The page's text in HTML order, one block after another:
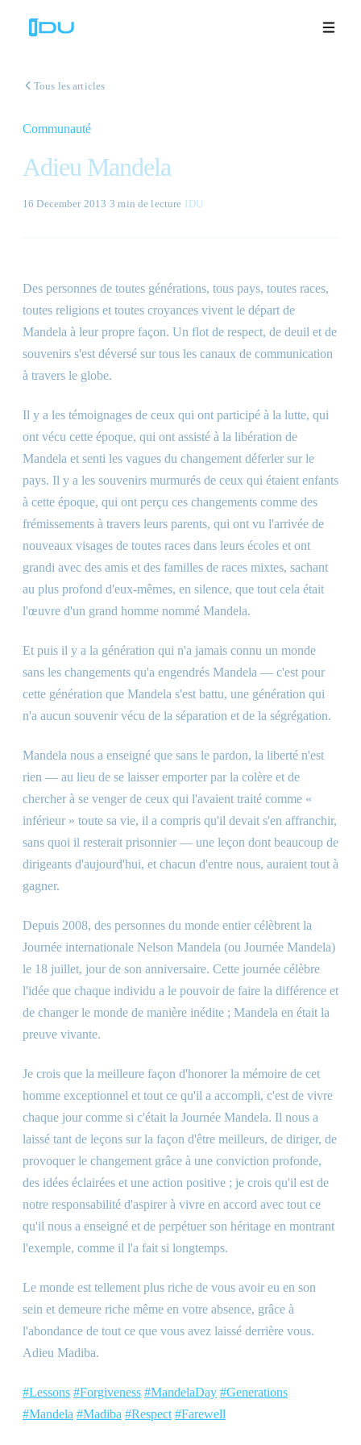
Solutions
Plateforme
Entreprise
🇫🇷 Démos
Tous les articles
Communauté
Adieu Mandela
16 December 2013 ·3 min de lecture IDU
Des personnes de toutes générations, tous pays, toutes races,
toutes religions et toutes croyances vivent le départ de
Mandela à leur propre façon. Un flot de respect, de deuil et de
souvenirs s'est déversé sur tous les canaux de communication
à travers le globe.
Il y a les témoignages de ceux qui ont participé à la lutte, qui
ont vécu cette époque, qui ont assisté à la libération de
Mandela et senti les vagues du changement déferler sur le
pays. Il y a les souvenirs murmurés de ceux qui étaient enfants
à cette époque, qui ont perçu ces changements comme des
frémissements à travers leurs parents, qui ont vu l'arrivée de
nouveaux visages de toutes races dans leurs écoles et ont
grandi avec des amis et des familles de races mixtes, sachant
au plus profond d'eux-mêmes, en silence, que tout cela était
l'œuvre d'un grand homme nommé Mandela.
Et puis il y a la génération qui n'a jamais connu un monde
sans les changements qu'a engendrés Mandela — c'est pour
cette génération que Mandela s'est battu, une génération qui
n'a aucun souvenir vécu de la séparation et de la ségrégation.
Mandela nous a enseigné que sans le pardon, la liberté n'est
rien — au lieu de se laisser emporter par la colère et de
chercher à se venger de ceux qui l'avaient traité comme «
inférieur » toute sa vie, il a compris qu'il devait s'en affranchir,
sans quoi il resterait prisonnier — une leçon dont beaucoup de
dirigeants d'aujourd'hui, et chacun d'entre nous, auraient tout à
gagner.
Depuis 2008, des personnes du monde entier célèbrent la
Journée internationale Nelson Mandela (ou Journée Mandela)
le 18 juillet, jour de son anniversaire. Cette journée célèbre
l'idée que chaque individu a le pouvoir de faire la différence et
de changer le monde de manière inédite ; Mandela en était la
preuve vivante.
Je crois que la meilleure façon d'honorer la mémoire de cet
homme exceptionnel et tout ce qu'il a accompli, c'est de vivre
chaque jour comme si c'était la Journée Mandela. Il nous a
laissé tant de leçons sur la façon d'être meilleurs, de diriger, de
provoquer le changement grâce à une conviction profonde,
des idées éclairées et une action positive ; je crois qu'il est de
notre responsabilité d'aspirer à vivre en accord avec tout ce
qu'il nous a enseigné et de perpétuer son héritage en montrant
l'exemple, comme il l'a fait si longtemps.
Le monde est tellement plus riche de vous avoir eu en son
sein et demeure riche même en votre absence, grâce à
l'abondance de tout ce que vous avez laissé derrière vous.
Adieu Madiba.
#Lessons #Forgiveness #MandelaDay #Generations
#Mandela #Madiba #Respect #Farewell